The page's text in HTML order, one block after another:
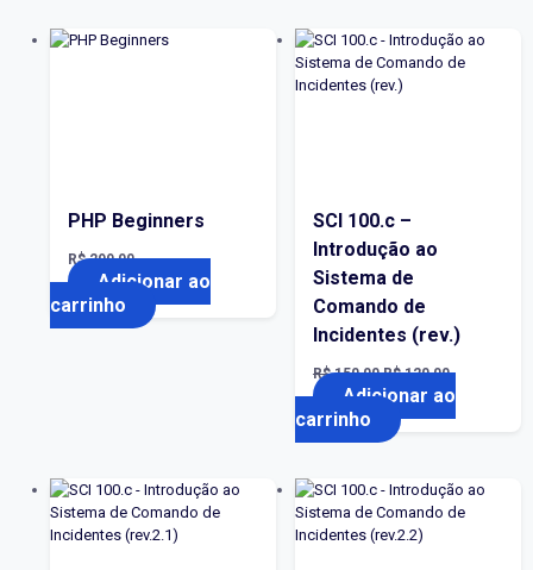
PHP Beginners
R$299,00
Adicionar ao
carrinho
SCI 100.c –
Introdução ao
Sistema de
Comando de
Incidentes (rev.)
R$150,00 O
preço
original
era:
R$ 150,00.
R$120,00O
atual
é:
Adicionar ao
carrinho